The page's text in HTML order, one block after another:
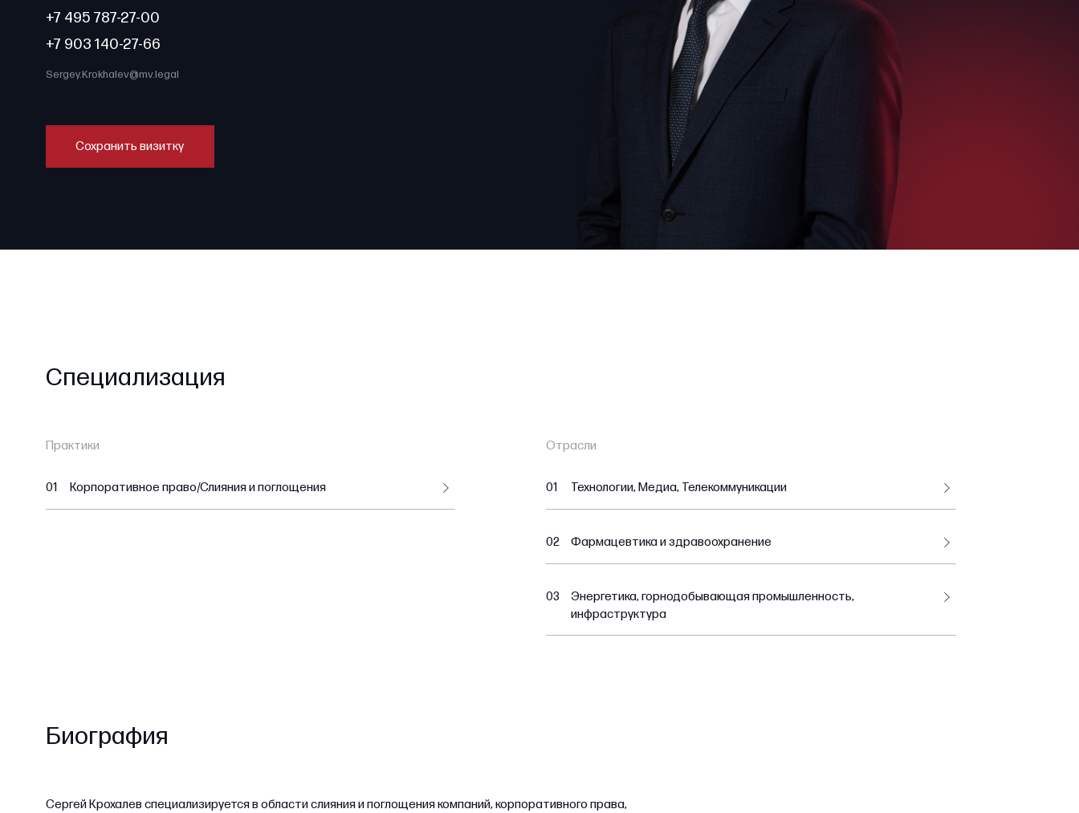
+7 495 787-27-00
+7 903 140-27-66
Sergey.Krokhalev@mv.legal
Сохранить визитку
Специализация
Практики
01 Корпоративное право/Слияния и поглощения
Отрасли
01 Технологии, Медиа, Телекоммуникации
02 Фармацевтика и здравоохранение
03
Энергетика, горнодобывающая промышленность,
инфраструктура
Биография
Сергей Крохалев специализируется в области слияния и поглощения компаний, корпоративного права,